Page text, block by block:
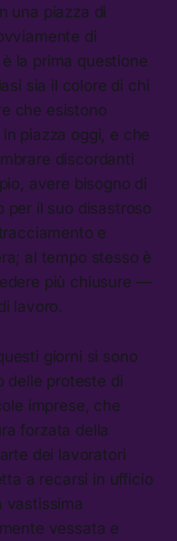
una piazza di
di
la prima questione
sia il colore di chi
che esistono
piazza oggi, e che
discordanti
avere bisogno di
per il suo disastroso
e
al tempo stesso è
più chiusure —
lavoro.
giorni si sono
delle proteste di
imprese, che
forzata della
dei lavoratori
a recarsi in ufficio
vastissima
vessata e